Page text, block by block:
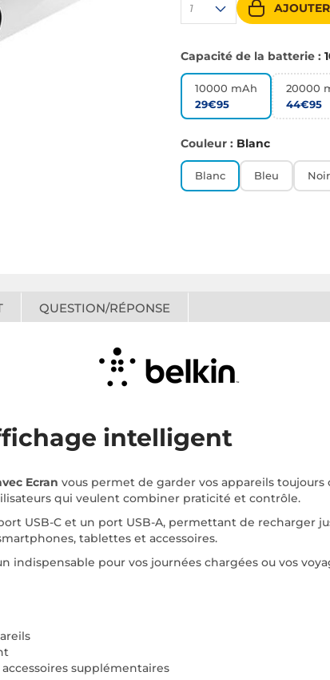
1
Capacité de la batterie :
10000 mAh
29€95
20000
44€95
Couleur : Blanc
Blanc Bleu Noir
QUESTION/RÉPONSE
intelligent
Ecran vous permet de garder vos appareils
qui veulent combiner praticité et contrôle.
USB-C et un port USB-A, permettant de recharger
tablettes et accessoires.
pour vos journées chargées ou vos
supplémentaires